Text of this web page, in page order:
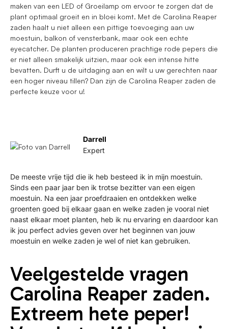
maken van een LED of Groeilamp om ervoor te zorgen dat de
plant optimaal groeit en in bloei komt. Met de Carolina Reaper
zaden haalt u niet alleen een pittige toevoeging aan uw
moestuin, balkon of vensterbank, maar ook een echte
eyecatcher. De planten produceren prachtige rode pepers die
er niet alleen smakelijk uitzien, maar ook een intense hitte
bevatten. Durft u de uitdaging aan en wilt u uw gerechten naar
een hoger niveau tillen? Dan zijn de Carolina Reaper zaden de
perfecte keuze voor u!
Darrell
Expert
De meeste vrije tijd die ik heb besteed ik in mijn moestuin.
Sinds een paar jaar ben ik trotse bezitter van een eigen
moestuin. Na een jaar proefdraaien en ontdekken welke
groenten goed bij elkaar gaan en welke zaden je vooral niet
naast elkaar moet planten, heb ik nu ervaring en daardoor kan
ik jou perfect advies geven over het beginnen van jouw
moestuin en welke zaden je wel of niet kan gebruiken.
Veelgestelde vragen
Carolina Reaper zaden.
Extreem hete peper!